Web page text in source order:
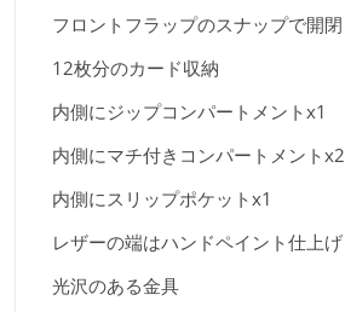
フロントフラップのスナップで開閉
12枚分のカード収納
内側にジップコンパートメントx1
内側にマチ付きコンパートメントx2
内側にスリップポケットx1
レザーの端はハンドペイント仕上げ
光沢のある金具